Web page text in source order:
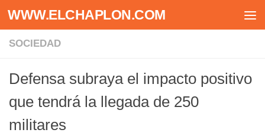
Saltar al contenido
WWW.ELCHAPLON.COM
SOCIEDAD
Defensa subraya el impacto positivo
que tendrá la llegada de 250
militares